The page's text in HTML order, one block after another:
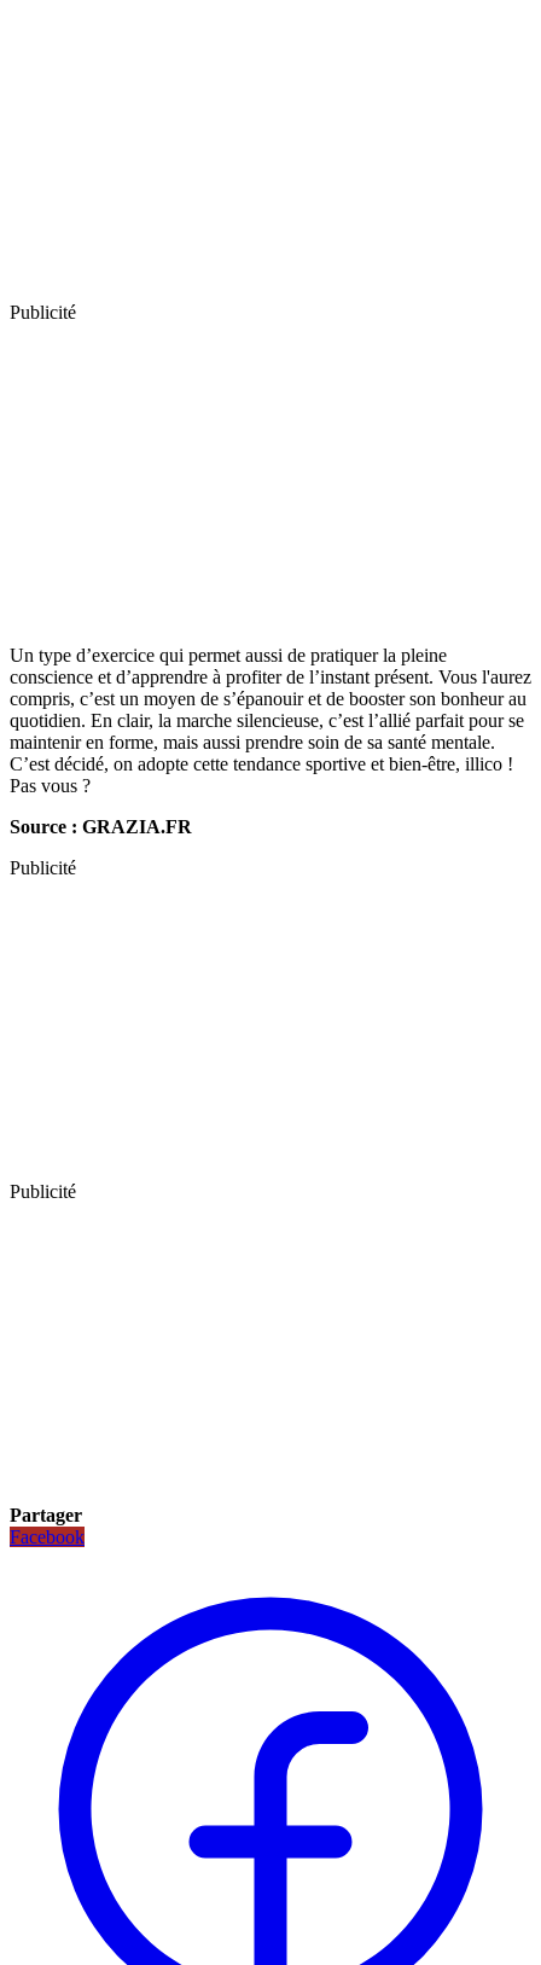
Publicité
Un type d’exercice qui permet aussi de pratiquer la pleine
conscience et d’apprendre à profiter de l’instant présent. Vous l'aurez
compris, c’est un moyen de s’épanouir et de booster son bonheur au
quotidien. En clair, la marche silencieuse, c’est l’allié parfait pour se
maintenir en forme, mais aussi prendre soin de sa santé mentale.
C’est décidé, on adopte cette tendance sportive et bien-être, illico !
Pas vous ?
Source : GRAZIA.FR
Publicité
Publicité
Partager
Facebook